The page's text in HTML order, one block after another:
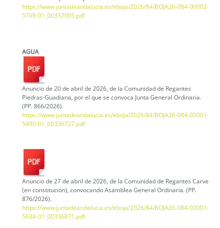
https://www.juntadeandalucia.es/eboja/2026/84/BOJA26-084-00002-
5769-01_00337005.pdf
AGUA
Anuncio de 20 de abril de 2026, de la Comunidad de Regantes
Piedras-Guadiana, por el que se convoca Junta General Ordinaria.
(PP. 866/2026).
https://www.juntadeandalucia.es/eboja/2026/84/BOJA26-084-00001-
5490-01_00336727.pdf
Anuncio de 27 de abril de 2026, de la Comunidad de Regantes Carve
(en constitución), convocando Asamblea General Ordinaria. (PP.
876/2026).
https://www.juntadeandalucia.es/eboja/2026/84/BOJA26-084-00001-
5634-01_00336871.pdf